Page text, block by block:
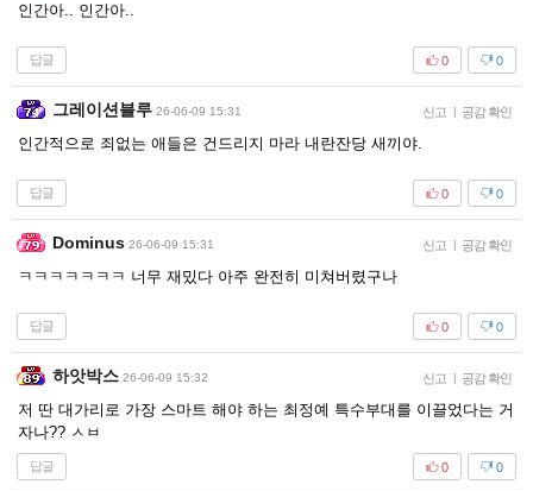
인간아.. 인간아..
답글 0
0
그레이션블루 26-06-09 15:31 신고 | 공감 확인
인간적으로 죄없는 애들은 건드리지 마라 내란잔당 새끼야.
답글 0
0
Dominus 26-06-09 15:31 신고 | 공감 확인
ㅋㅋㅋㅋㅋㅋㅋ 너무 재밌다 아주 완전히 미쳐버렸구나
답글 0
0
하앗박스 26-06-09 15:32 신고 | 공감 확인
저 딴 대가리로 가장 스마트 해야 하는 최정예 특수부대를 이끌었다는 거
자나?? ㅅㅂ
답글 0
0